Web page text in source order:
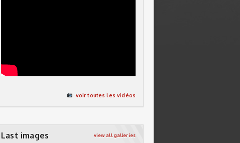
voir toutes les vidéos
Last images view all galleries